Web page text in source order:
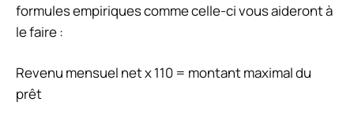
formules empiriques comme celle-ci vous aideront à
le faire :
Revenu mensuel net x 110 = montant maximal du
prêt